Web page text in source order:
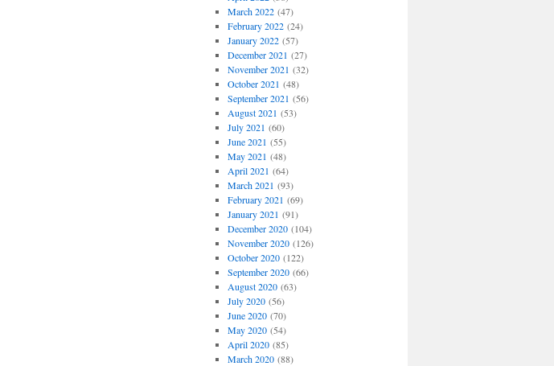
March 2022(47)
February 2022(24)
January 2022(57)
December 2021 (27)
November 2021 (32)
October 2021 (48)
September 2021 (56)
August 2021 (53)
July 2021 (60)
June 2021 (55)
May 2021 (48)
April 2021 (64)
March 2021 (93)
February 2021 (69)
January 2021 (91)
December 2020(104)
November 2020(126)
October 2020(122)
September 2020(66)
August 2020(63)
July 2020(56)
June 2020(70)
May 2020(54)
April 2020(85)
March 2020(88)